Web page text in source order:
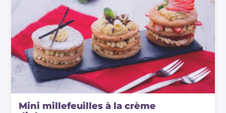
Mini millefeuilles à la crème